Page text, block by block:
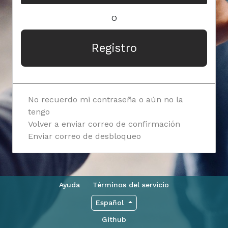
O
Registro
No recuerdo mi contraseña o aún no la
tengo
Volver a enviar correo de confirmación
Enviar correo de desbloqueo
Ayuda Términos del servicio
Español
Github